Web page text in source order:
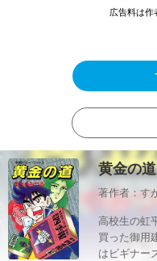
広告料は
黄金の
著作者：す
高校生の虹
買った御用
はビギナー